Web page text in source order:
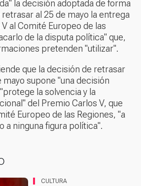
la decisión adoptada de forma
al 25 de mayo la entrega
al Comité Europeo de las
de la disputa política" que,
pretenden "utilizar".
que la decisión de retrasar
mayo supone "una decisión
la solvencia y la
del Premio Carlos V, que
Europeo de las Regiones, "a
a ninguna figura política".
CULTURA